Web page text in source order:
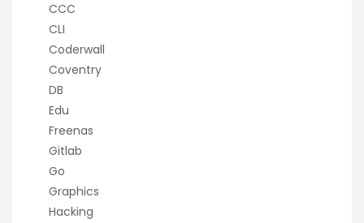
CCC
CLI
Coderwall
Coventry
DB
Edu
Freenas
Gitlab
Go
Graphics
Hacking